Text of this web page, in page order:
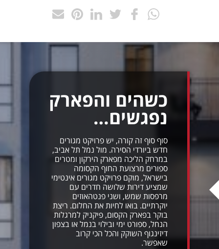
כשהים והפארק
נפגשים…
סוף סוף זה קורה, יש פרויקט מגורים
חדש ביורדי הסירה. מול נמל תל אביב,
במרחק הליכה מפארק הירקון ומטרים
ספורים מרצועת החוף הקסומה
בישראל, מוקם פרויקט מגורים אינטימי
שמציע דירות שלושה חדרים עם
מרפסות שמש, ושני פנטהאוזים
יוקרתיים. בואו לחיות את החלום. ריצת
בוקר בפארק הקסום, פיקניק למרגלות
הנחל, ספורט ימי ובילוי בנמל או בצפון
דיזינגוף השוקק והכל הכי קרוב
שאפשר.